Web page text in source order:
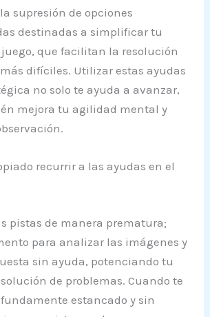
supresión de opciones
destinadas a simplificar tu
que facilitan la resolución
difíciles. Utilizar estas ayudas
no solo te ayuda a avanzar,
mejora tu agilidad mental y
recurrir a las ayudas en el
pistas de manera prematura;
para analizar las imágenes y
sin ayuda, potenciando tu
de problemas. Cuando te
estancado y sin